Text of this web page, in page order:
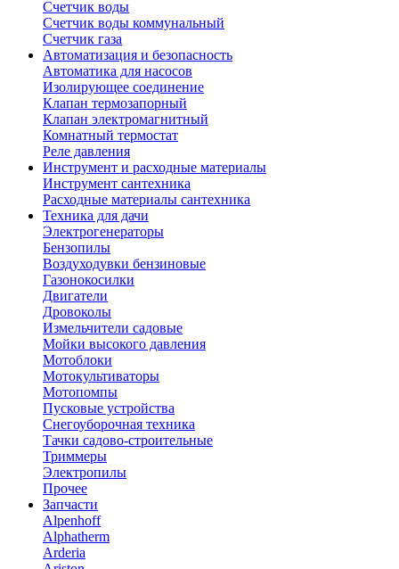
Счетчик воды
Счетчик воды коммунальный
Счетчик газа
Автоматизация и безопасность
Автоматика для насосов
Изолирующее соединение
Клапан термозапорный
Клапан электромагнитный
Комнатный термостат
Реле давления
Инструмент и расходные материалы
Инструмент сантехника
Расходные материалы сантехника
Техника для дачи
Электрогенераторы
Бензопилы
Воздуходувки бензиновые
Газонокосилки
Двигатели
Дровоколы
Измельчители садовые
Мойки высокого давления
Мотоблоки
Мотокультиваторы
Мотопомпы
Пусковые устройства
Снегоуборочная техника
Тачки садово-строительные
Триммеры
Электропилы
Прочее
Запчасти
Alpenhoff
Alphatherm
Arderia